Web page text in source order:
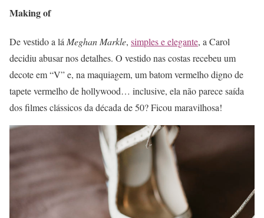
Making of
De vestido a láMeghan Markle, simples e elegante, a Carol
decidiu abusar nos detalhes. O vestido nas costas recebeu um
decote em “V” e, na maquiagem, um batom vermelho digno de
tapete vermelho de hollywood… inclusive, ela não parece saída
dos filmes clássicos da década de 50? Ficou maravilhosa!